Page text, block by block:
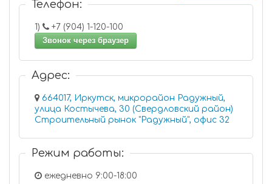
Телефон:
1)
+7 (904) 1-120-100
Звонок через браузер
Адрес:
664017, Иркутск, микрорайон Радужный,
улица Костычева, 30 (Свердловский район)
Строительный рынок "Радужный", офис 32
Режим работы:
ежедневно 9:00-18:00